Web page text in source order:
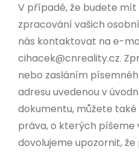
V případě, že budete
zpracování vašich
nás kontaktovat na e-
cihacek@cnreality.cz.
nebo zasláním
adresu uvedenou v
dokumentu, můžete
práva, o kterých píšeme
dovolujeme upozornit,